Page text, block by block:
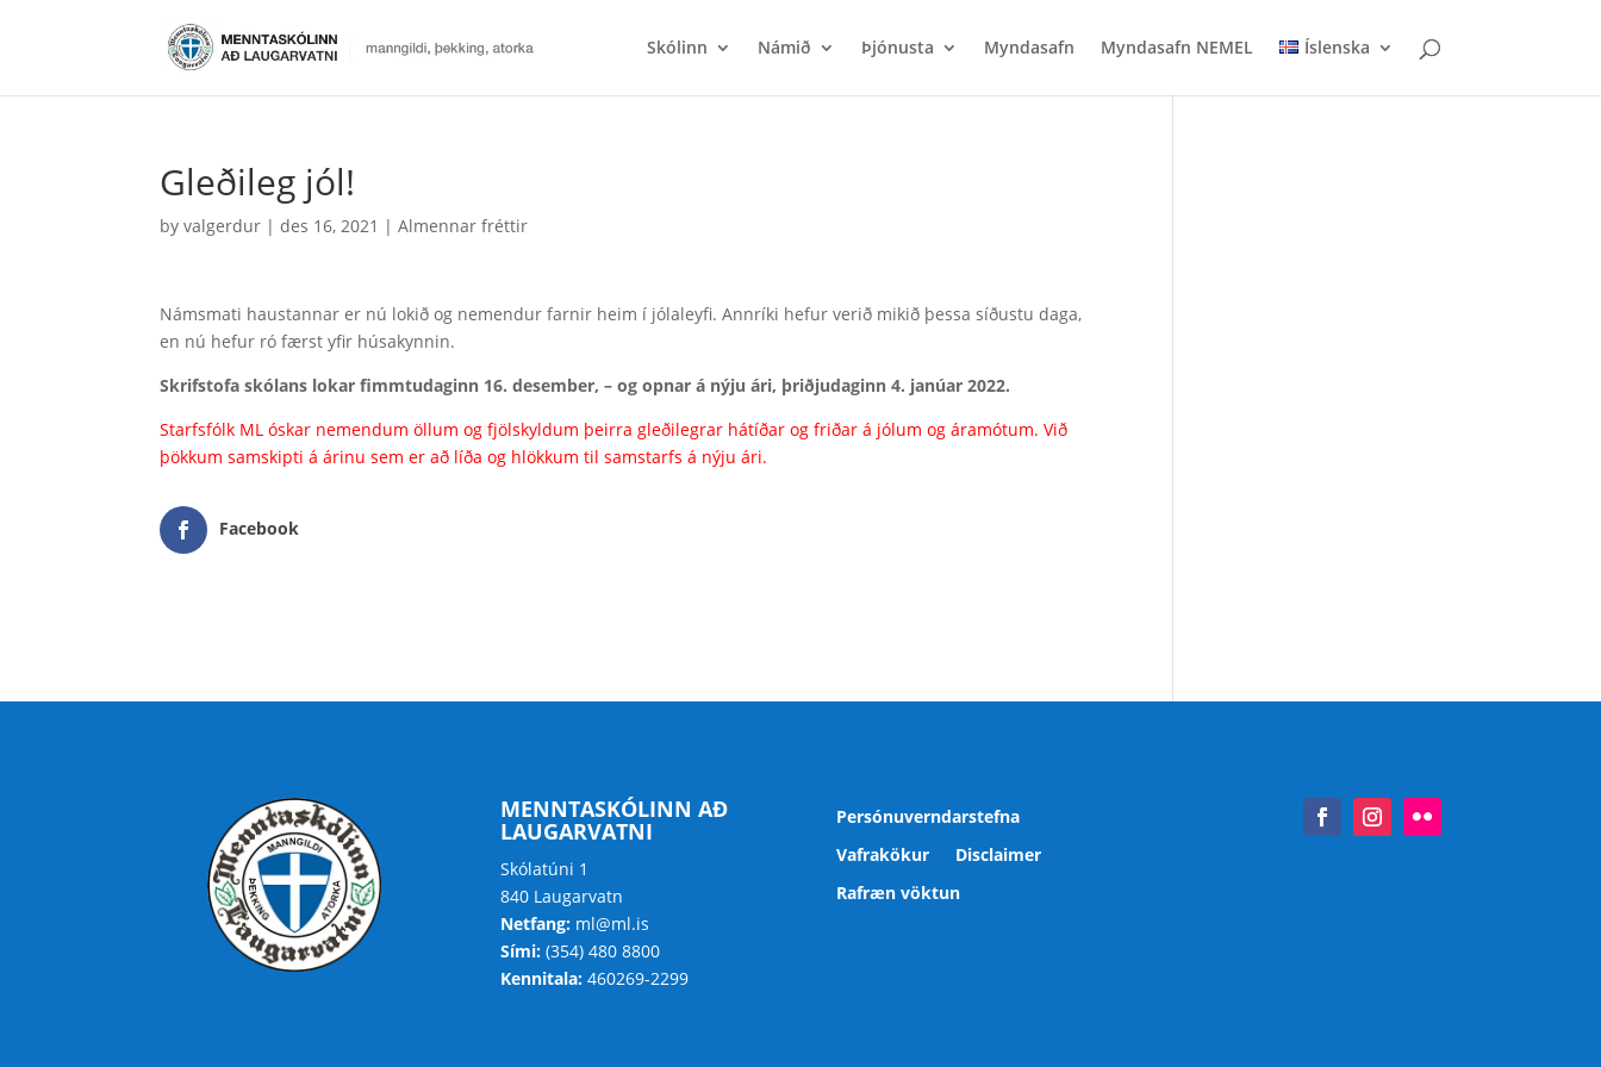
Skólinn Námið Þjónusta Myndasafn Myndasafn NEMEL Íslenska
Gleðileg jól!
byvalgerdur |des 16, 2021 |Almennar fréttir
Námsmati haustannar er nú lokið og nemendur farnir heim í jólaleyfi. Annríki hefur verið mikið þessa síðustu daga,
en nú hefur ró færst yfir húsakynnin.
Skrifstofa skólans lokar fimmtudaginn 16. desember, – og opnar á nýju ári, þriðjudaginn 4. janúar 2022.
Starfsfólk ML óskar nemendum öllum og fjölskyldum þeirra gleðilegrar hátíðar og friðar á jólum og áramótum. Við
þökkum samskipti á árinu sem er að líða og hlökkum til samstarfs á nýju ári.
Facebook
MENNTASKÓLINN AÐ
LAUGARVATNI
Skólatúni 1
840 Laugarvatn
Netfang:ml@ml.is
Sími:(354) 480 8800
Kennitala:460269-2299
Persónuverndarstefna
Vafrakökur
Disclaimer
Rafræn vöktun